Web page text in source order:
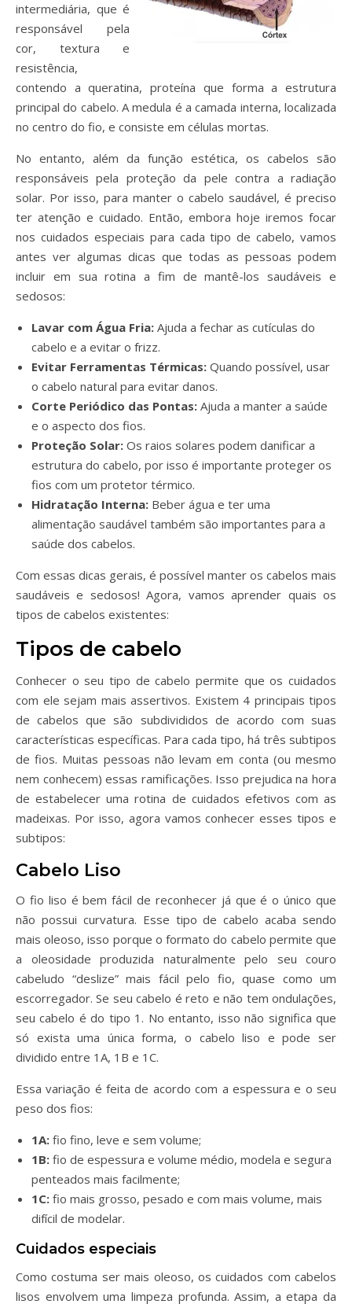
intermediária, que é
responsável pela
cor, textura e
resistência,
contendo a queratina, proteína que forma a estrutura
principal do cabelo. A medula é a camada interna, localizada
no centro do fio, e consiste em células mortas.
No entanto, além da função estética, os cabelos são
responsáveis pela proteção da pele contra a radiação
solar. Por isso, para manter o cabelo saudável, é preciso
ter atenção e cuidado. Então, embora hoje iremos focar
nos cuidados especiais para cada tipo de cabelo, vamos
antes ver algumas dicas que todas as pessoas podem
incluir em sua rotina a fim de mantê-los saudáveis e
sedosos:
Lavar com Água Fria: Ajuda a fechar as cutículas do
cabelo e a evitar o frizz.
Evitar Ferramentas Térmicas: Quando possível, usar
o cabelo natural para evitar danos.
Corte Periódico das Pontas: Ajuda a manter a saúde
e o aspecto dos fios.
Proteção Solar: Os raios solares podem danificar a
estrutura do cabelo, por isso é importante proteger os
fios com um protetor térmico.
Hidratação Interna: Beber água e ter uma
alimentação saudável também são importantes para a
saúde dos cabelos.
Com essas dicas gerais, é possível manter os cabelos mais
saudáveis e sedosos! Agora, vamos aprender quais os
tipos de cabelos existentes:
Tipos de cabelo
Conhecer o seu tipo de cabelo permite que os cuidados
com ele sejam mais assertivos. Existem 4 principais tipos
de cabelos que são subdivididos de acordo com suas
características específicas. Para cada tipo, há três subtipos
de fios. Muitas pessoas não levam em conta (ou mesmo
nem conhecem) essas ramificações. Isso prejudica na hora
de estabelecer uma rotina de cuidados efetivos com as
madeixas. Por isso, agora vamos conhecer esses tipos e
subtipos:
Cabelo Liso
O fio liso é bem fácil de reconhecer já que é o único que
não possui curvatura. Esse tipo de cabelo acaba sendo
mais oleoso, isso porque o formato do cabelo permite que
a oleosidade produzida naturalmente pelo seu couro
cabeludo “deslize” mais fácil pelo fio, quase como um
escorregador. Se seu cabelo é reto e não tem ondulações,
seu cabelo é do tipo 1. No entanto, isso não significa que
só exista uma única forma, o cabelo liso e pode ser
dividido entre 1A, 1B e 1C.
Essa variação é feita de acordo com a espessura e o seu
peso dos fios:
1A: fio fino, leve e sem volume;
1B: fio de espessura e volume médio, modela e segura
penteados mais facilmente;
1C: fio mais grosso, pesado e com mais volume, mais
difícil de modelar.
Cuidados especiais
Como costuma ser mais oleoso, os cuidados com cabelos
lisos envolvem uma limpeza profunda. Assim, a etapa da